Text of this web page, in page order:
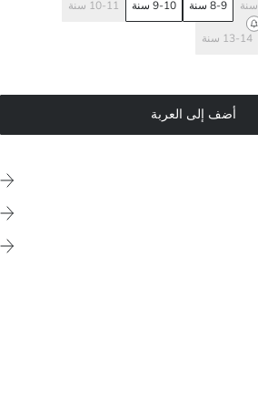
8-9 سنة 9-10 سنة 10-11 سنة
13-14 سنة
أضف إلى العربة